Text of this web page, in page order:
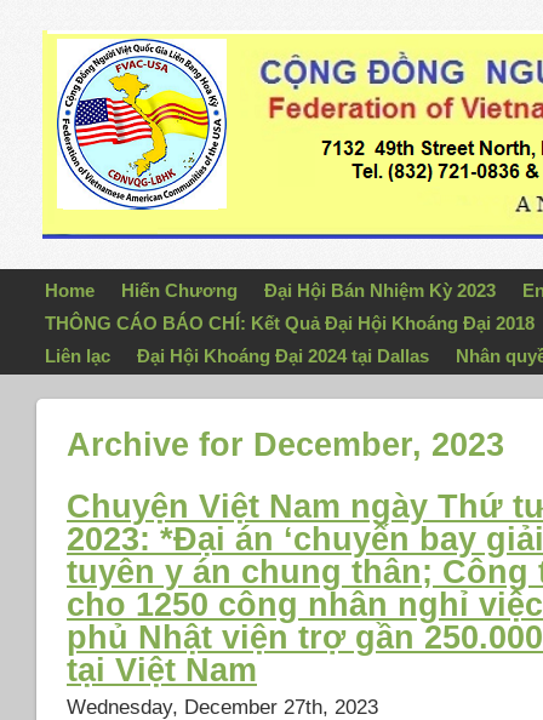
Home Hiến Chương Đại Hội Bán Nhiệm Kỳ 2023
THÔNG CÁO BÁO CHÍ: Kết Quả Đại Hội Khoáng Đại 2018
Liên lạc
Đại Hội Khoáng Đại 2024 tại Dallas Nhân
Archive for December, 2023
Chuyện Việt Nam ngày Thứ
2023: *Đại án ‘chuyến bay
tuyên y án chung thân; Công
cho 1250 công nhân nghỉ
phủ Nhật viện trợ gần
tại Việt Nam
Wednesday, December 27th, 2023